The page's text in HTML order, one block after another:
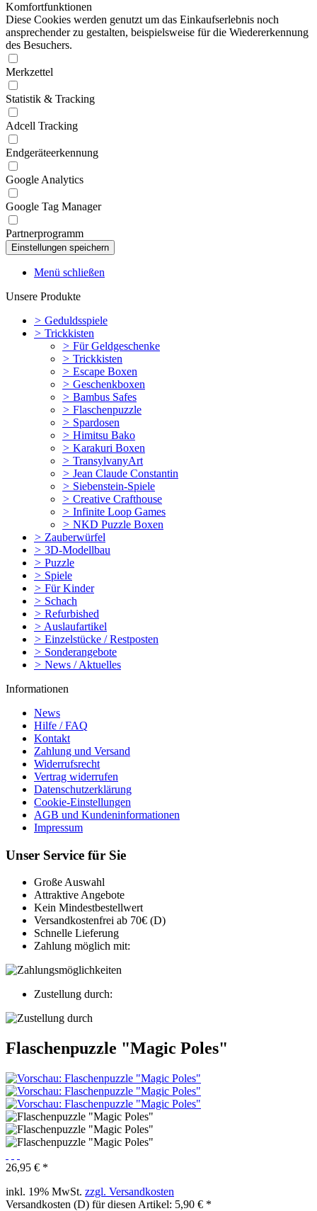
Komfortfunktionen
Diese Cookies werden genutzt um das Einkaufserlebnis noch
ansprechender zu gestalten, beispielsweise für die Wiedererkennung
des Besuchers.
Merkzettel
Statistik & Tracking
Adcell Tracking
Endgeräteerkennung
Google Analytics
Google Tag Manager
Partnerprogramm
Menü schließen
Unsere Produkte
> Geduldsspiele
> Trickkisten
> Für Geldgeschenke
> Trickkisten
> Escape Boxen
> Geschenkboxen
> Bambus Safes
> Flaschenpuzzle
> Spardosen
> Himitsu Bako
> Karakuri Boxen
> TransylvanyArt
> Jean Claude Constantin
> Siebenstein-Spiele
> Creative Crafthouse
> Infinite Loop Games
> NKD Puzzle Boxen
> Zauberwürfel
> 3D-Modellbau
> Puzzle
> Spiele
> Für Kinder
> Schach
> Refurbished
> Auslaufartikel
> Einzelstücke / Restposten
> Sonderangebote
> News / Aktuelles
Informationen
News
Hilfe / FAQ
Kontakt
Zahlung und Versand
Widerrufsrecht
Vertrag widerrufen
Datenschutzerklärung
Cookie-Einstellungen
AGB und Kundeninformationen
Impressum
Unser Service für Sie
Große Auswahl
Attraktive Angebote
Kein Mindestbestellwert
Versandkostenfrei ab 70€ (D)
Schnelle Lieferung
Zahlung möglich mit:
Zustellung durch:
Flaschenpuzzle "Magic Poles"
26,95 € *
inkl. 19% MwSt. zzgl. Versandkosten
Versandkosten (D) für diesen Artikel: 5,90 € *